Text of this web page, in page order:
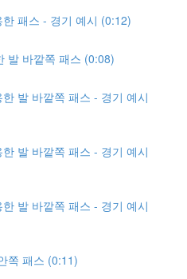
패스 - 경기 예시 (0:12)
발 바깥쪽 패스 (0:08)
발 바깥쪽 패스 - 경기 예시
발 바깥쪽 패스 - 경기 예시
발 바깥쪽 패스 - 경기 예시
쪽 패스 (0:11)